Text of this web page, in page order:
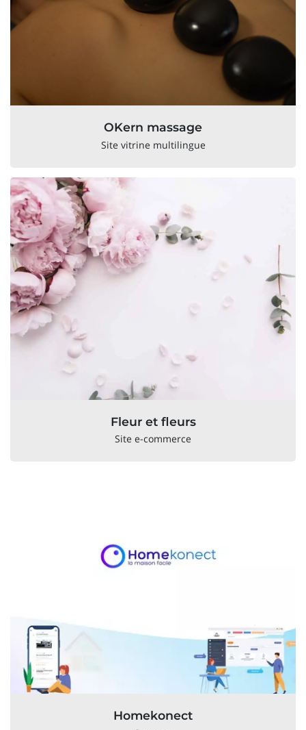
OKern massage
Site vitrine multilingue
Fleur et fleurs
Site e-commerce
Homekonect